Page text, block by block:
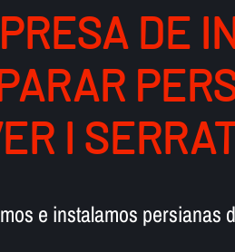
DE
I
e instalamos persianas